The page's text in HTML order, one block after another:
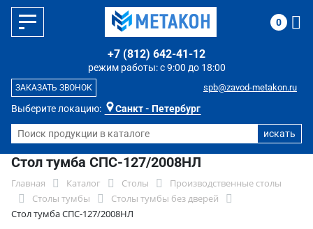
Выберите локацию: Санкт - Петербург
режим работы: с 9:00 до 18:00
+7 (812) 642-41-12
spb@zavod-metakon.ru
ЗАКАЗАТЬ ЗВОНОК
0
Стол тумба СПС-127/2008НЛ
Главная Каталог Столы
Производственные столы
Столы тумбы
Столы тумбы без дверей
Стол тумба СПС-127/2008НЛ